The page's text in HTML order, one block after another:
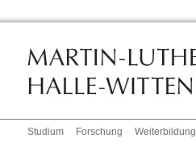
Studium Forschung Weiterbildung